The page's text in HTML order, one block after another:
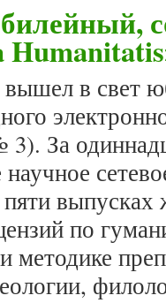
вышел в свет
За
по
методике